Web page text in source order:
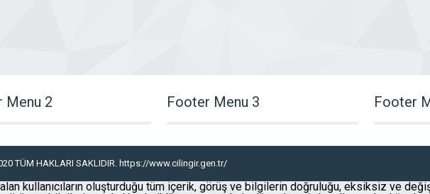
Menu 2 Footer Menu 3 Footer
TÜM HAKLARI SAKLIDIR. https://www.cilingir.gen.tr/
kullanıcıların oluşturduğu tüm içerik, görüş ve bilgilerin doğruluğu, eksiksiz ve